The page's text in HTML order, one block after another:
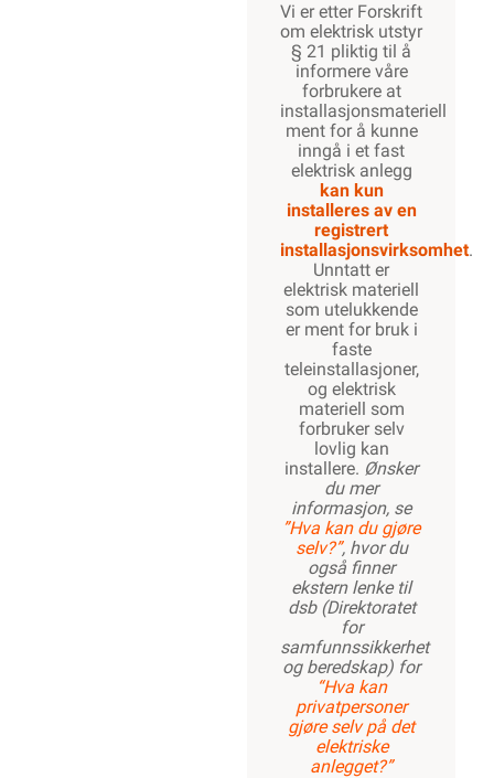
600
mm
Vi er etter Forskrift
om elektrisk utstyr
§ 21 pliktig til å
informere våre
forbrukere at
installasjonsmateriell
ment for å kunne
inngå i et fast
elektrisk anlegg
kan kun
installeres av en
registrert
installasjonsvirksomhet.
Unntatt er
elektrisk materiell
som utelukkende
er ment for bruk i
faste
teleinstallasjoner,
og elektrisk
materiell som
forbruker selv
lovlig kan
installere. Ønsker
du mer
informasjon, se
”Hva kan du gjøre
selv?”, hvor du
også finner
ekstern lenke til
dsb (Direktoratet
for
samfunnssikkerhet
og beredskap) for
“Hva kan
privatpersoner
gjøre selv på det
elektriske
anlegget?”